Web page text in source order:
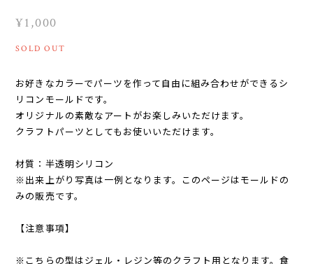
¥1,000
SOLD OUT
お好きなカラーでパーツを作って自由に組み合わせができるシ
リコンモールドです。
オリジナルの素敵なアートがお楽しみいただけます。
クラフトパーツとしてもお使いいただけます。
材質：半透明シリコン
※出来上がり写真は一例となります。このページはモールドの
みの販売です。
【注意事項】
※こちらの型はジェル・レジン等のクラフト用となります。食